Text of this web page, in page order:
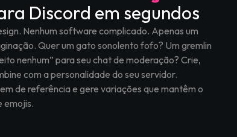
Discord em segundos
Nenhum software complicado. Apenas um
Quer um gato sonolento fofo? Um gremlin
nenhum” para seu chat de moderação? Crie,
com a personalidade do seu servidor.
de referência e gere variações que mantêm o
emojis.